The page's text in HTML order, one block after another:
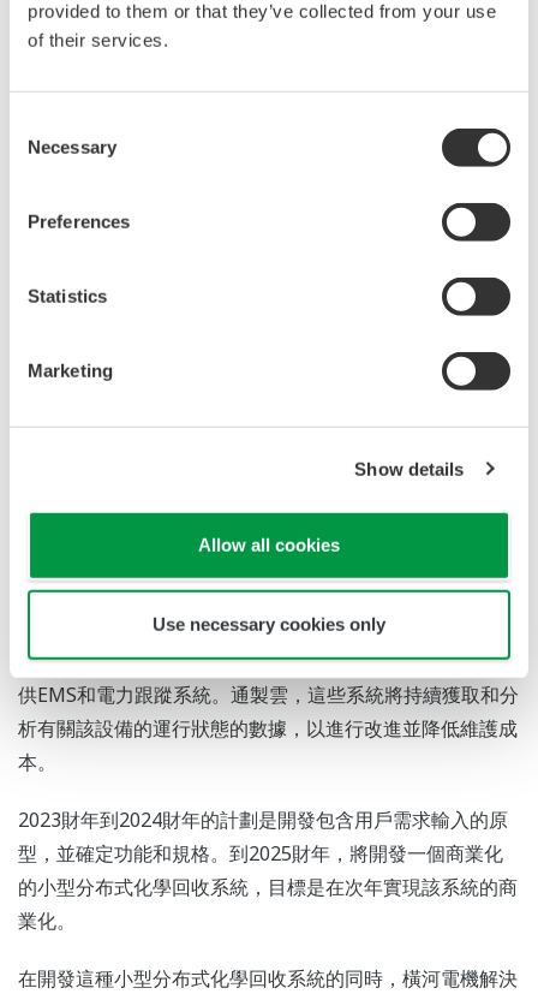
provided to them or that they’ve collected from your use
of their services.
Selection
Necessary
Preferences
Statistics
Marketing
Show details
Allow all cookies
Use necessary cookies only
兩家公司用於驗證和測試的台式設備（來源：微波化學）
協作詳情
微波化學將開發用於小型分布式化學回收系統的設備，該設
備將內定PE、PP和PS（聚苯乙烯）的連續熱分解功能。橫
集團其他公司開發的建模技術，橫河電機解決方案服務公司
將致力於實現該設備中熱分解製程的自動連續控制，從而優
化該製程。為了利用可再生能源作為該設備的動力源，實現
資源的碳中和回收，橫河電機解決方案服務公司將開發並提
供EMS和電力跟蹤系統。通製雲，這些系統將持續獲取和分
析有關該設備的運行狀態的數據，以進行改進並降低維護成
本。
2023財年到2024財年的計劃是開發包含用戶需求輸入的原
型，並確定功能和規格。到2025財年，將開發一個商業化
的小型分布式化學回收系統，目標是在次年實現該系統的商
業化。
在開發這種小型分布式化學回收系統的同時，橫河電機解決